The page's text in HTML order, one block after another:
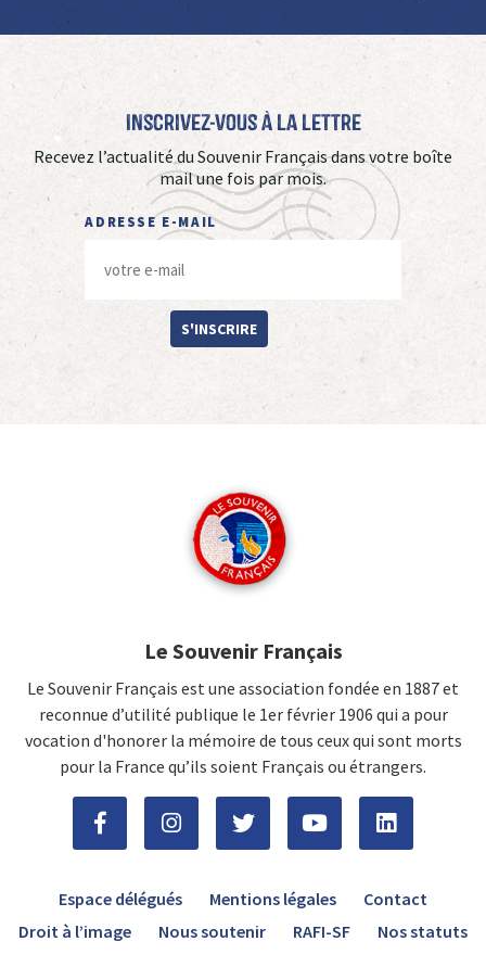
Inscrivez-vous à La Lettre
Recevez l’actualité du Souvenir Français dans votre boîte
mail une fois par mois.
ADRESSE E-MAIL
S'INSCRIRE
Le Souvenir Français
Le Souvenir Français est une association fondée en 1887 et
reconnue d’utilité publique le 1er février 1906 qui a pour
vocation d'honorer la mémoire de tous ceux qui sont morts
pour la France qu’ils soient Français ou étrangers.
Espace délégués Mentions légales
Contact
Droit à l’image
Nous soutenir RAFI-SF Nos statuts